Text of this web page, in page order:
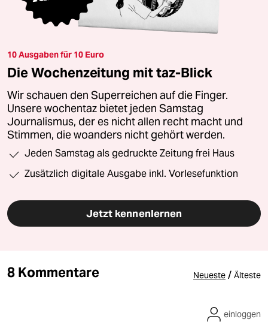
10 Ausgaben für 10 Euro
Die Wochenzeitung mit taz-Blick
Wir schauen den Superreichen auf die Finger.
Unsere wochentaz bietet jeden Samstag
Journalismus, der es nicht allen recht macht und
Stimmen, die woanders nicht gehört werden.
Jeden Samstag als gedruckte Zeitung frei Haus
Zusätzlich digitale Ausgabe inkl. Vorlesefunktion
Jetzt kennenlernen
8 Kommentare Neueste / Älteste
einloggen